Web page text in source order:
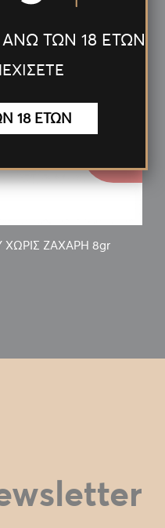
ΧΩΡΙΣ ΖΑΧΑΡΗ 8gr
ΤΩΝ 18 ΕΤΩΝ
18 ΕΤΩΝ